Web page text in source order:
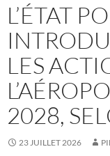
L’ÉTAT
LES
2028,
23 JUILLET 2026